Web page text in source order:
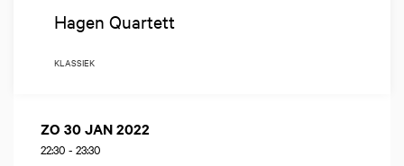
Hagen Quartett
KLASSIEK
ZO 30 JAN 2022
22:30 - 23:30